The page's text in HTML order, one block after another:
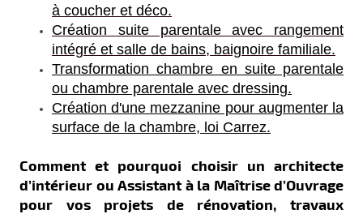
à coucher et déco​.
Création suite parentale avec rangement
intégré et salle de bains, baignoire familiale.
Transformation chambre en suite parentale
ou chambre parentale avec dressing.
Création d'une mezzanine pour augmenter la
surface de la chambre, loi Carrez.
Comment et pourquoi choisir un architecte
d’intérieur ou Assistant à la Maîtrise d’Ouvrage
pour vos projets de rénovation, travaux